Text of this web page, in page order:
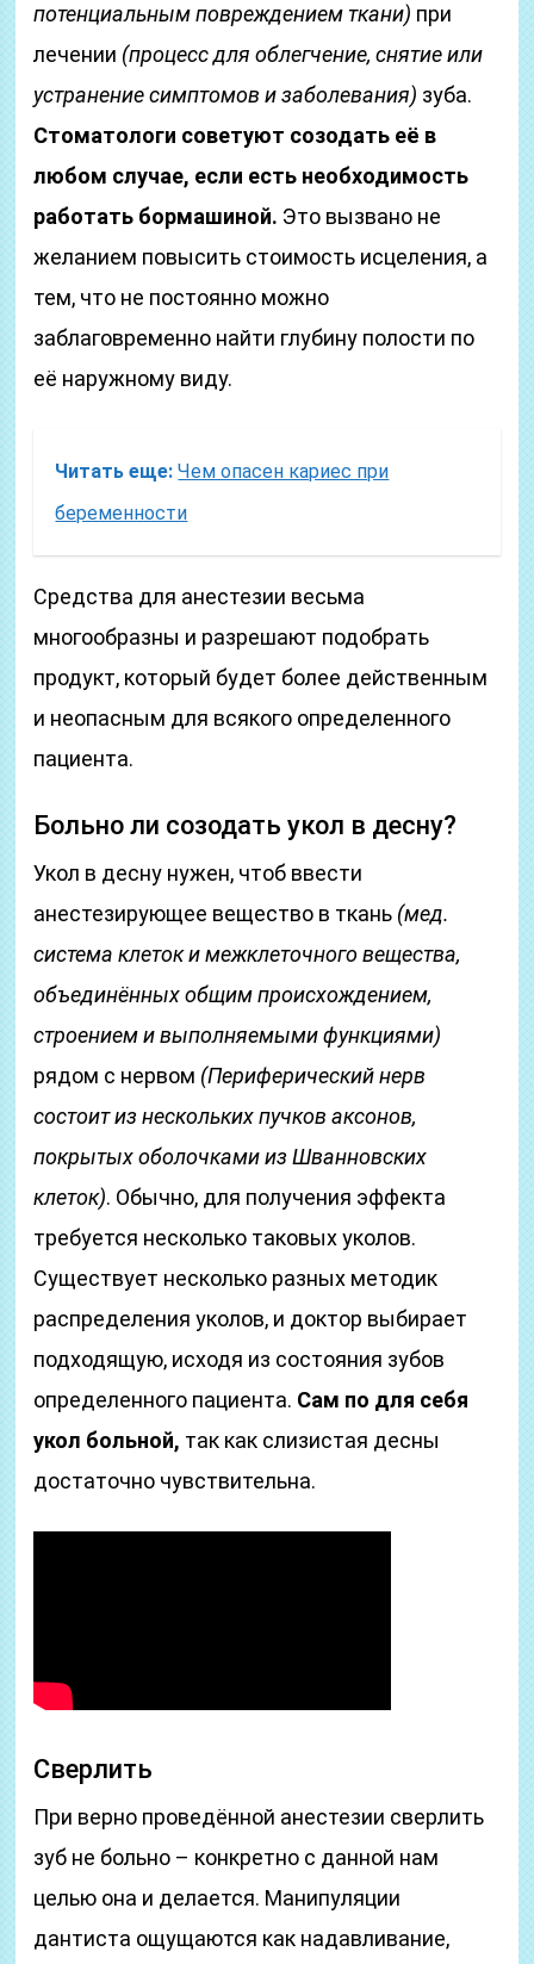
потенциальным повреждением ткани) при
лечении (процесс для облегчение, снятие или
устранение симптомов и заболевания) зуба.
Стоматологи советуют созодать её в
любом случае, если есть необходимость
работать бормашиной. Это вызвано не
желанием повысить стоимость исцеления, а
тем, что не постоянно можно
заблаговременно найти глубину полости по
её наружному виду.
Читать еще: Чем опасен кариес при
беременности
Средства для анестезии весьма
многообразны и разрешают подобрать
продукт, который будет более действенным
и неопасным для всякого определенного
пациента.
Больно ли созодать укол в десну?
Укол в десну нужен, чтоб ввести
анестезирующее вещество в ткань (мед.
система клеток и межклеточного вещества,
объединённых общим происхождением,
строением и выполняемыми функциями)
рядом с нервом (Периферический нерв
состоит из нескольких пучков аксонов,
покрытых оболочками из Шванновских
клеток). Обычно, для получения эффекта
требуется несколько таковых уколов.
Существует несколько разных методик
распределения уколов, и доктор выбирает
подходящую, исходя из состояния зубов
определенного пациента. Сам по для себя
укол больной, так как слизистая десны
достаточно чувствительна.
Сверлить
При верно проведённой анестезии сверлить
зуб не больно – конкретно с данной нам
целью она и делается. Манипуляции
дантиста ощущаются как надавливание,